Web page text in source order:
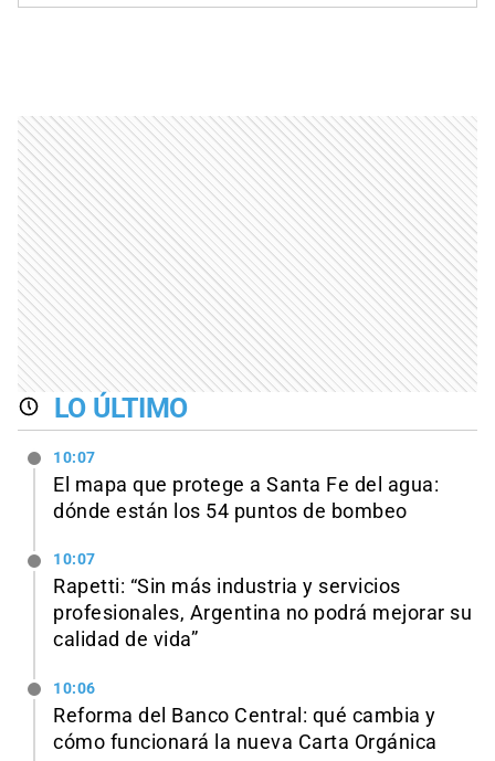
LO ÚLTIMO
10:07
El mapa que protege a Santa Fe del agua:
dónde están los 54 puntos de bombeo
10:07
Rapetti: “Sin más industria y servicios
profesionales, Argentina no podrá mejorar su
calidad de vida”
10:06
Reforma del Banco Central: qué cambia y
cómo funcionará la nueva Carta Orgánica